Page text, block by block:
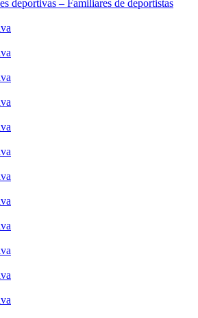
deportivas – Familiares de deportistas